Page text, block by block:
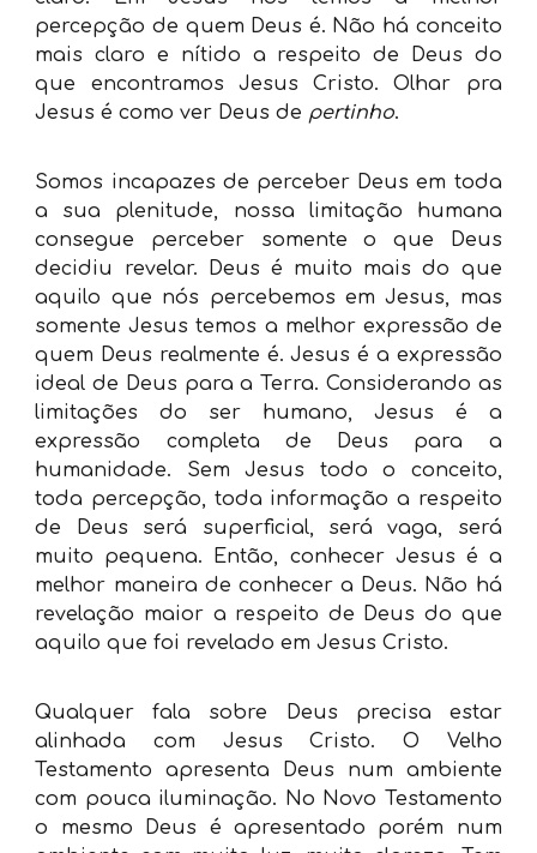
percepção de quem Deus é. Não há conceito
mais claro e nítido a respeito de Deus do
que encontramos Jesus Cristo. Olhar pra
Jesus é como ver Deus de pertinho.
Somos incapazes de perceber Deus em toda
a sua plenitude, nossa limitação humana
consegue perceber somente o que Deus
decidiu revelar. Deus é muito mais do que
aquilo que nós percebemos em Jesus, mas
somente Jesus temos a melhor expressão de
quem Deus realmente é. Jesus é a expressão
ideal de Deus para a Terra. Considerando as
limitações do ser humano, Jesus é a
expressão completa de Deus para a
humanidade. Sem Jesus todo o conceito,
toda percepção, toda informação a respeito
de Deus será superficial, será vaga, será
muito pequena. Então, conhecer Jesus é a
melhor maneira de conhecer a Deus. Não há
revelação maior a respeito de Deus do que
aquilo que foi revelado em Jesus Cristo.
Qualquer fala sobre Deus precisa estar
alinhada com Jesus Cristo. O Velho
Testamento apresenta Deus num ambiente
com pouca iluminação. No Novo Testamento
o mesmo Deus é apresentado porém num